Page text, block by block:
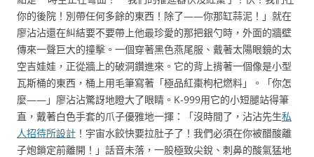
你的後院！別帶任何多餘的東西！除了——你那缸蒜泥！」就在
廖沾沾還在糾結要不要帶上他最珍愛的那把銀勺時，外面的牆壁
傳來一聲巨大的撞擊。一個穿著黑色燕尾服、戴著太陽眼鏡的太
空吉娃娃，正從牆上的破洞鑽進來。它的背上揹著一個像是小型
瓦斯桶的東西，桶上用毛筆寫著「極品紅棗枸杞燃料」。「你怎
麼——」廖沾沾驚訝地瞪大了眼睛。K-999用它的小短腿站得筆
直，戴著白色手套的爪子優雅地一揮：「沒時間了，沾沾先生私
人招待所設計 ！宇宙水餃快要拉肚子了！我們必須在你被醋酸離
子炮鎖定前離開！」話音未落，一股極致尖銳、刺鼻的酸氣猛地